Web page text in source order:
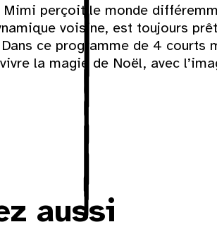
8 9
16
23
perçoit le monde
voisine, est toujours
ce programme de 4 courts
la magie de Noël, avec
aussi